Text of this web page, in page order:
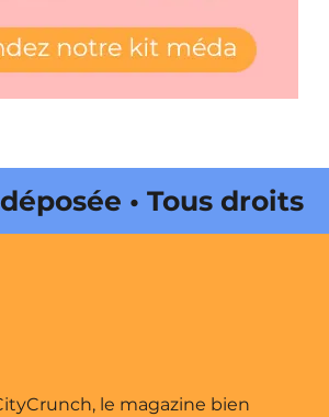
• Tous droits
Onda Web •
le magazine bien